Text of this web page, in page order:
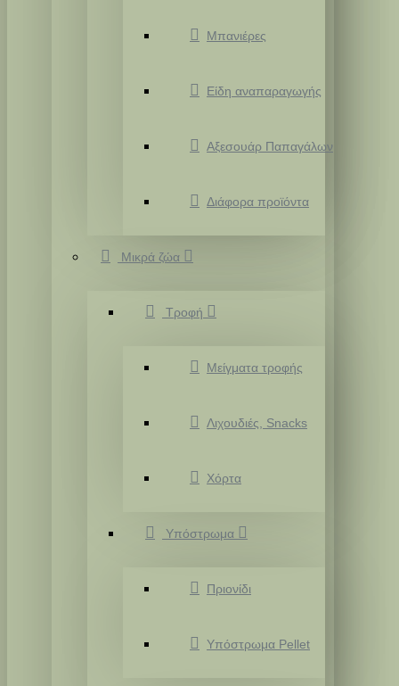
Μπανιέρες
Είδη αναπαραγωγής
Αξεσουάρ Παπαγάλων
Διάφορα προϊόντα
Μικρά ζώα
Τροφή
Μείγματα τροφής
Λιχουδιές, Snacks
Χόρτα
Υπόστρωμα
Πριονίδι
Υπόστρωμα Pellet